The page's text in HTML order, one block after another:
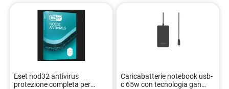
Eset nod32 antivirus
protezione completa per
Caricabatterie notebook usb-
c 65w con tecnologia gan